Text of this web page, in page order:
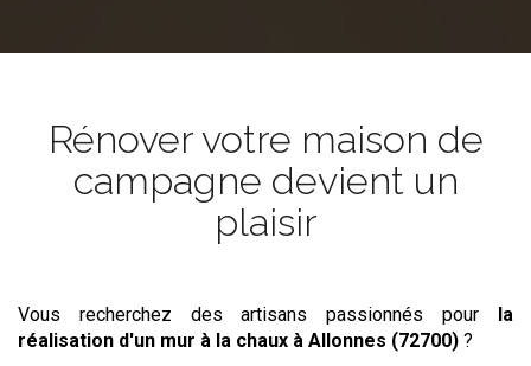
Rénover votre maison de
campagne devient un
plaisir
Vous recherchez des artisans passionnés pour
la
réalisation d'un mur à la chaux à Allonnes (72700) ?